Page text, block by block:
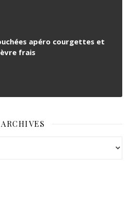
apéro courgettes et
frais
ARCHIVES